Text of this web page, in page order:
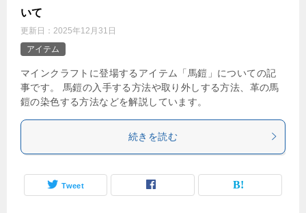
いて
更新日： 2025年12月31日
アイテム
マインクラフトに登場するアイテム「馬鎧」についての記
事です。 馬鎧の入手する方法や取り外しする方法、革の馬
鎧の染色する方法などを解説しています。
続きを読む
Tweet